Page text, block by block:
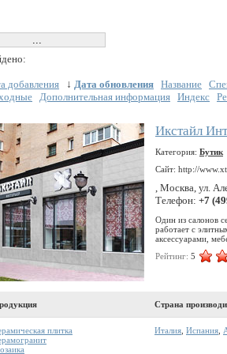
добавления ↓ Дата обновления Название
Дополнительная информация Индекс
Икстайл
Категория: Бутик
Сайт: http://
, Москва, ул.
Телефон: +7
Один из салонов
работает с
аксессуарами,
Рейтинг: 5
Страна
плитка
Италия Испания